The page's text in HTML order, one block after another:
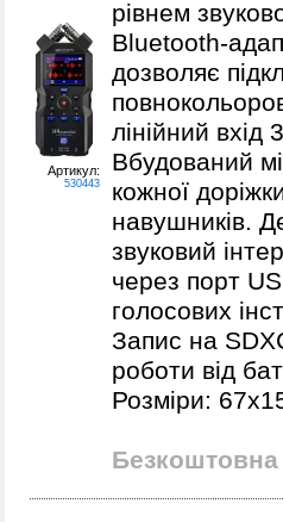
Артикул:
530443
рівнем
Bluetooth-
дозволяє
лінійний
Вбудований
кожної
навушників.
звуковий
через порт
голосових
Запис на
роботи від
Розміри:
Безкоштовна